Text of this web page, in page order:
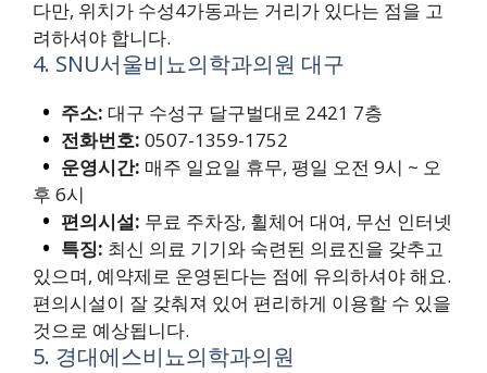
다만, 위치가 수성4가동과는 거리가 있다는 점을 고
려하셔야 합니다.
4. SNU서울비뇨의학과의원 대구
주소: 대구 수성구 달구벌대로 2421 7층
전화번호: 0507-1359-1752
운영시간: 매주 일요일 휴무, 평일 오전 9시 ~ 오
후 6시
편의시설: 무료 주차장, 휠체어 대여, 무선 인터넷
특징: 최신 의료 기기와 숙련된 의료진을 갖추고
있으며, 예약제로 운영된다는 점에 유의하셔야 해요.
편의시설이 잘 갖춰져 있어 편리하게 이용할 수 있을
것으로 예상됩니다.
5. 경대에스비뇨의학과의원